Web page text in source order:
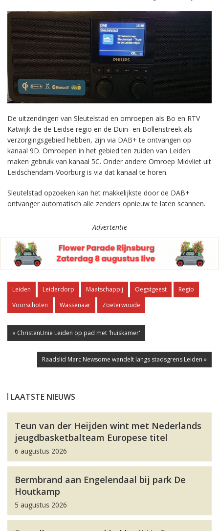
De uitzendingen van Sleutelstad en omroepen als Bo en RTV
Katwijk die de Leidse regio en de Duin- en Bollenstreek als
verzorgingsgebied hebben, zijn via DAB+ te ontvangen op
kanaal 9D. Omroepen in het gebied ten zuiden van Leiden
maken gebruik van kanaal 5C. Onder andere Omroep Midvliet uit
Leidschendam-Voorburg is via dat kanaal te horen.
Sleutelstad opzoeken kan het makkelijkste door de DAB+
ontvanger automatisch alle zenders opnieuw te laten scannen.
Advertentie
Leiden Leiderdorp Maatschappij Oegstgeest
Regio
Voorschoten
Wassenaar Zoeterwoude
« ChristenUnie Leiden op pad met 'huiskamer'
Raadslid Marc Newsome wandelt langs stadsgrens Leiden »
LAATSTE NIEUWS
Teun van der Heijden wint met Nederlands
jeugdbasketbalteam Europese titel
6 augustus 2026
Bermbrand aan Engelendaal bij park De
Houtkamp
5 augustus 2026